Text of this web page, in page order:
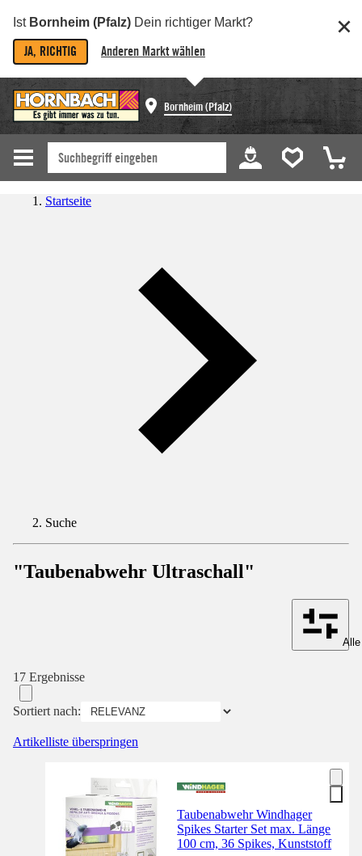
Ist Bornheim (Pfalz) Dein richtiger Markt?
JA, RICHTIG Anderen Markt wählen
Bornheim (Pfalz)
Startseite
Suche
"Taubenabwehr Ultraschall"
17 Ergebnisse
Sortiert nach:
Artikelliste überspringen
Taubenabwehr Windhager
Spikes Starter Set max. Länge
100 cm, 36 Spikes, Kunststoff